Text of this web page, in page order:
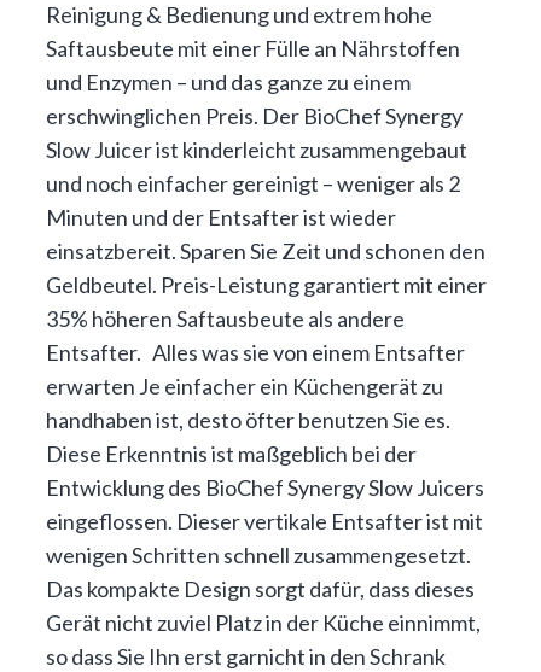
Reinigung & Bedienung und extrem hohe
Saftausbeute mit einer Fülle an Nährstoffen
und Enzymen – und das ganze zu einem
erschwinglichen Preis. Der BioChef Synergy
Slow Juicer ist kinderleicht zusammengebaut
und noch einfacher gereinigt – weniger als 2
Minuten und der Entsafter ist wieder
einsatzbereit. Sparen Sie Zeit und schonen den
Geldbeutel. Preis-Leistung garantiert mit einer
35% höheren Saftausbeute als andere
Entsafter. Alles was sie von einem Entsafter
erwarten Je einfacher ein Küchengerät zu
handhaben ist, desto öfter benutzen Sie es.
Diese Erkenntnis ist maßgeblich bei der
Entwicklung des BioChef Synergy Slow Juicers
eingeflossen. Dieser vertikale Entsafter ist mit
wenigen Schritten schnell zusammengesetzt.
Das kompakte Design sorgt dafür, dass dieses
Gerät nicht zuviel Platz in der Küche einnimmt,
so dass Sie Ihn erst garnicht in den Schrank